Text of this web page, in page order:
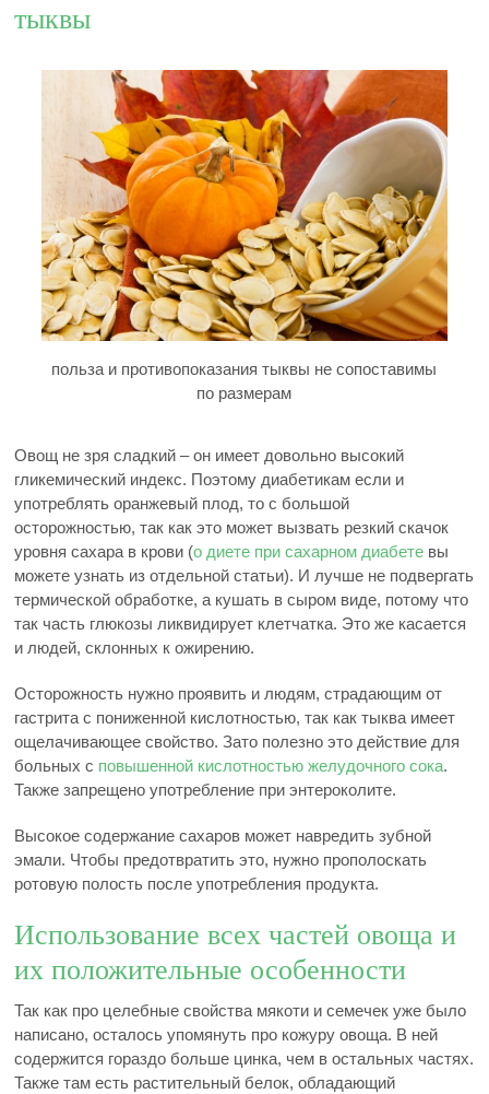
тыквы
польза и противопоказания тыквы не сопоставимы
по размерам
Овощ не зря сладкий – он имеет довольно высокий
гликемический индекс. Поэтому диабетикам если и
употреблять оранжевый плод, то с большой
осторожностью, так как это может вызвать резкий скачок
уровня сахара в крови (о диете при сахарном диабете вы
можете узнать из отдельной статьи). И лучше не подвергать
термической обработке, а кушать в сыром виде, потому что
так часть глюкозы ликвидирует клетчатка. Это же касается
и людей, склонных к ожирению.
Осторожность нужно проявить и людям, страдающим от
гастрита с пониженной кислотностью, так как тыква имеет
ощелачивающее свойство. Зато полезно это действие для
больных с повышенной кислотностью желудочного сока.
Также запрещено употребление при энтероколите.
Высокое содержание сахаров может навредить зубной
эмали. Чтобы предотвратить это, нужно прополоскать
ротовую полость после употребления продукта.
Использование всех частей овоща и
их положительные особенности
Так как про целебные свойства мякоти и семечек уже было
написано, осталось упомянуть про кожуру овоща. В ней
содержится гораздо больше цинка, чем в остальных частях.
Также там есть растительный белок, обладающий